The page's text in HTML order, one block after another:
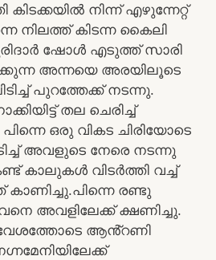
കിടക്കയിൽ നിന്ന് എഴുന്നേറ്റ്
നിലത്ത് കിടന്ന കൈലി
ഷോൾ എടുത്ത് സാരി
അന്നയെ അരയിലൂടെ
പുറത്തേക്ക് നടന്നു.
തല ചെരിച്ച്
ഒരു വികട ചിരിയോടെ
അവളുടെ നേരെ നടന്നു
കാലുകൾ വിടർത്തി വച്ച്
രണ്ടു
അവളിലേക്ക് ക്ഷണിച്ചു.
ആൻ്റണി